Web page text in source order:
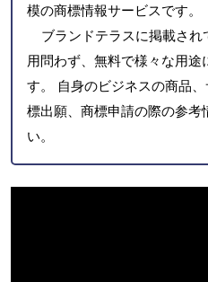
模の商標情報サービスです。
ブランドテラスに掲載さ
用問わず、無料で様々な用途
す。 自身のビジネスの商品
標出願、商標申請の際の参考
い。